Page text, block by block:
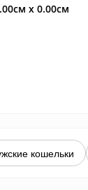
x 0.00см
кошельки